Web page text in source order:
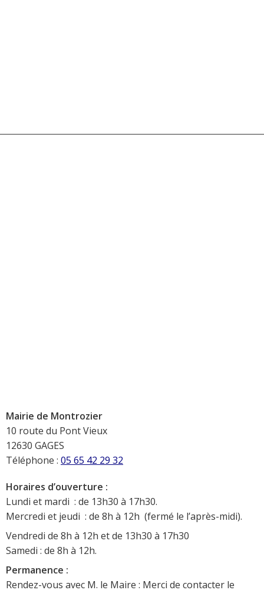
Mairie de Montrozier
10 route du Pont Vieux
12630 GAGES
Téléphone : 05 65 42 29 32
Horaires d’ouverture :
Lundi et mardi : de 13h30 à 17h30.
Mercredi et jeudi : de 8h à 12h (fermé le l’après-midi).
Vendredi de 8h à 12h et de 13h30 à 17h30
Samedi : de 8h à 12h.
Permanence :
Rendez-vous avec M. le Maire : Merci de contacter le